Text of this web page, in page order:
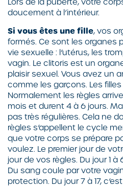
doucement à l’intérieur.
Si vous êtes une fille, vos
formés. Ce sont les organes
vie sexuelle : l’utérus, les
vagin. Le clitoris est un
plaisir sexuel. Vous avez un
comme les garçons. Les
Normalement les règles
mois et durent 4 à 6 jours.
pas très régulières. Cela ne
règles s’appellent le cycle
que votre corps se prépare
voulez. Le premier jour de
jour de vos règles. Du jour 1
Du sang coule par votre
protection. Du jour 7 à 17,